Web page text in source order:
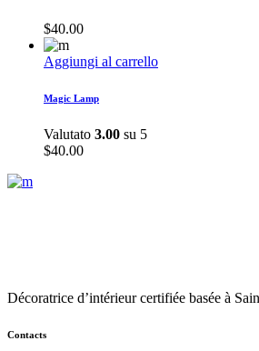
$40.00
Aggiungi al carrello
Magic Lamp
Valutato 3.00 su 5
$40.00
Décoratrice d’intérieur certifiée basée à
Contacts